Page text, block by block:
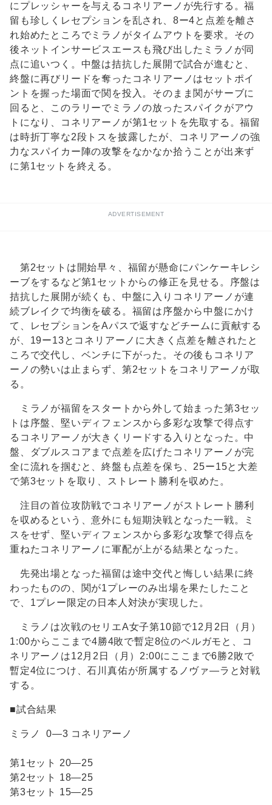
にプレッシャーを与えるコネリアーノが先行する。福
留も珍しくレセプションを乱され、8ー4と点差を離さ
れ始めたところでミラノがタイムアウトを要求。その
後ネットインサービスエースも飛び出したミラノが同
点に追いつく。中盤は拮抗した展開で試合が進むと、
終盤に再びリードを奪ったコネリアーノはセットポイ
ントを握った場面で関を投入。そのまま関がサーブに
回ると、このラリーでミラノの放ったスパイクがアウ
トになり、コネリアーノが第1セットを先取する。福留
は時折丁寧な2段トスを披露したが、コネリアーノの強
力なスパイカー陣の攻撃をなかなか拾うことが出来ず
に第1セットを終える。
ADVERTISEMENT
第2セットは開始早々、福留が懸命にパンケーキレシ
ーブをするなど第1セットからの修正を見せる。序盤は
拮抗した展開が続くも、中盤に入りコネリアーノが連
続ブレイクで均衡を破る。福留は序盤から中盤にかけ
て、レセプションをAパスで返すなどチームに貢献する
が、19ー13とコネリアーノに大きく点差を離されたと
ころで交代し、ベンチに下がった。その後もコネリア
ーノの勢いは止まらず、第2セットをコネリアーノが取
る。
ミラノが福留をスタートから外して始まった第3セッ
トは序盤、堅いディフェンスから多彩な攻撃で得点す
るコネリアーノが大きくリードする入りとなった。中
盤、ダブルスコアまで点差を広げたコネリアーノが完
全に流れを掴むと、終盤も点差を保ち、25ー15と大差
で第3セットを取り、ストレート勝利を収めた。
注目の首位攻防戦でコネリアーノがストレート勝利
を収めるという、意外にも短期決戦となった一戦。ミ
スをせず、堅いディフェンスから多彩な攻撃で得点を
重ねたコネリアーノに軍配が上がる結果となった。
先発出場となった福留は途中交代と悔しい結果に終
わったものの、関が1プレーのみ出場を果たしたこと
で、1プレー限定の日本人対決が実現した。
ミラノは次戦のセリエA女子第10節で12月2日（月）
1:00からここまで4勝4敗で暫定8位のベルガモと、コ
ネリアーノは12月2日（月）2:00にここまで6勝2敗で
暫定4位につけ、石川真佑が所属するノヴァ―ラと対戦
する。
■試合結果
ミラノ 0―3 コネリアーノ
第1セット 20―25
第2セット 18―25
第3セット 15―25